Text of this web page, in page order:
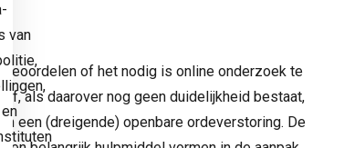
of het nodig is online onderzoek te
als daarover nog geen duidelijkheid bestaat,
een (dreigende) openbare ordeverstoring. De
van